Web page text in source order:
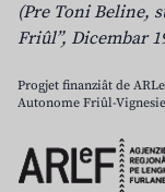
(Pre Toni Beline,
Friûl”, Dicembar
Progjet finanziât de
Autonome Friûl-